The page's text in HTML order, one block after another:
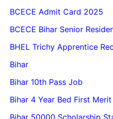
BCECE Admit Card 2025
BCECE Bihar Senior
BHEL Trichy Apprentice
Bihar
Bihar 10th Pass Job
Bihar 4 Year Bed First